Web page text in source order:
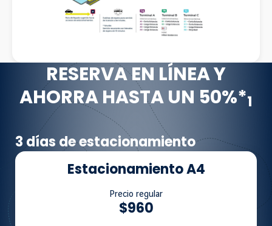
RESERVA EN LÍNEA Y
AHORRA HASTA UN 50%*1
3 días de estacionamiento
Estacionamiento A4
Precio regular
$960